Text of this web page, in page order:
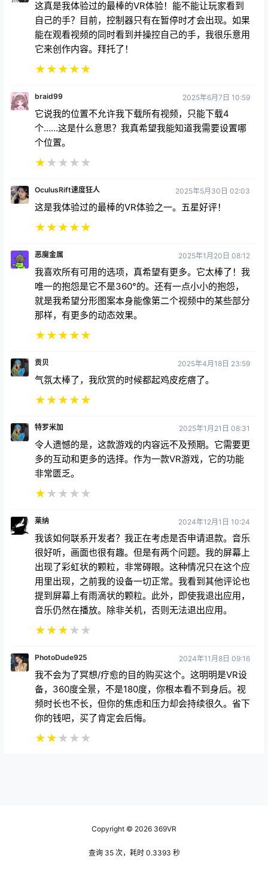
这真是我体验过的最棒的VR体验！能不能让玩家看到
自己的手？目前，控制器只有在暂停时才会出现。如果
能在观看视频的同时看到并操控自己的手，我很乐意用
它来创作内容。拜托了！
★★★★★
braid99 2025年6月7日 10:59
它说我的位置不允许我下载所有视频，只能下载4
个……这是什么意思？我真希望我能知道我需要设置哪
个位置。
★★ ★ ★ ★
OculusRift速度狂人 2025年5月30日 02:03
这是我体验过的最棒的VR体验之一。五星好评！
★★★★★
恶魔金属 2025年1月20日 08:12
我喜欢所有可用的选项，真希望有更多。它太棒了！我
唯一的抱怨是它不是360°的。还有一点小小的抱怨，
就是我希望分形图案本身能像第二个视频中的某些部分
那样，有更多的动态效果。
★★★★★
贡贝 2025年4月18日 23:59
气氛太棒了，我欣赏的时候都起鸡皮疙瘩了。
★★★★★
特罗米加 2025年1月21日 08:31
令人遗憾的是，这款游戏的内容远不及预期。它需要更
多的互动和更多的选择。作为一款VR游戏，它的功能
非常匮乏。
★★ ★ ★ ★
莱纳 2024年12月1日 10:24
我该如何联系开发者？我正在考虑是否申请退款。音乐
很好听，画面也很有趣。但是有两个问题。我的屏幕上
出现了彩虹状的颗粒，非常碍眼。这种情况只在这个应
用里出现，之前我的设备一切正常。我看到其他评论也
提到屏幕上有雨滴状的颗粒。此外，即使我退出应用，
音乐仍然在播放。除非关机，否则无法退出应用。
★★★★ ★
PhotoDude925 2024年11月8日 09:16
我不会为了冥想/疗愈的目的购买这个。这明明是VR设
备，360度全景，不是180度，你根本看不到身后。视
频时长也不长，但你的焦虑和压力却会持续很久。省下
你的钱吧，买了肯定会后悔。
★★★ ★ ★
Copyright © 2026 369VR
查询 35 次，耗时 0.3393 秒